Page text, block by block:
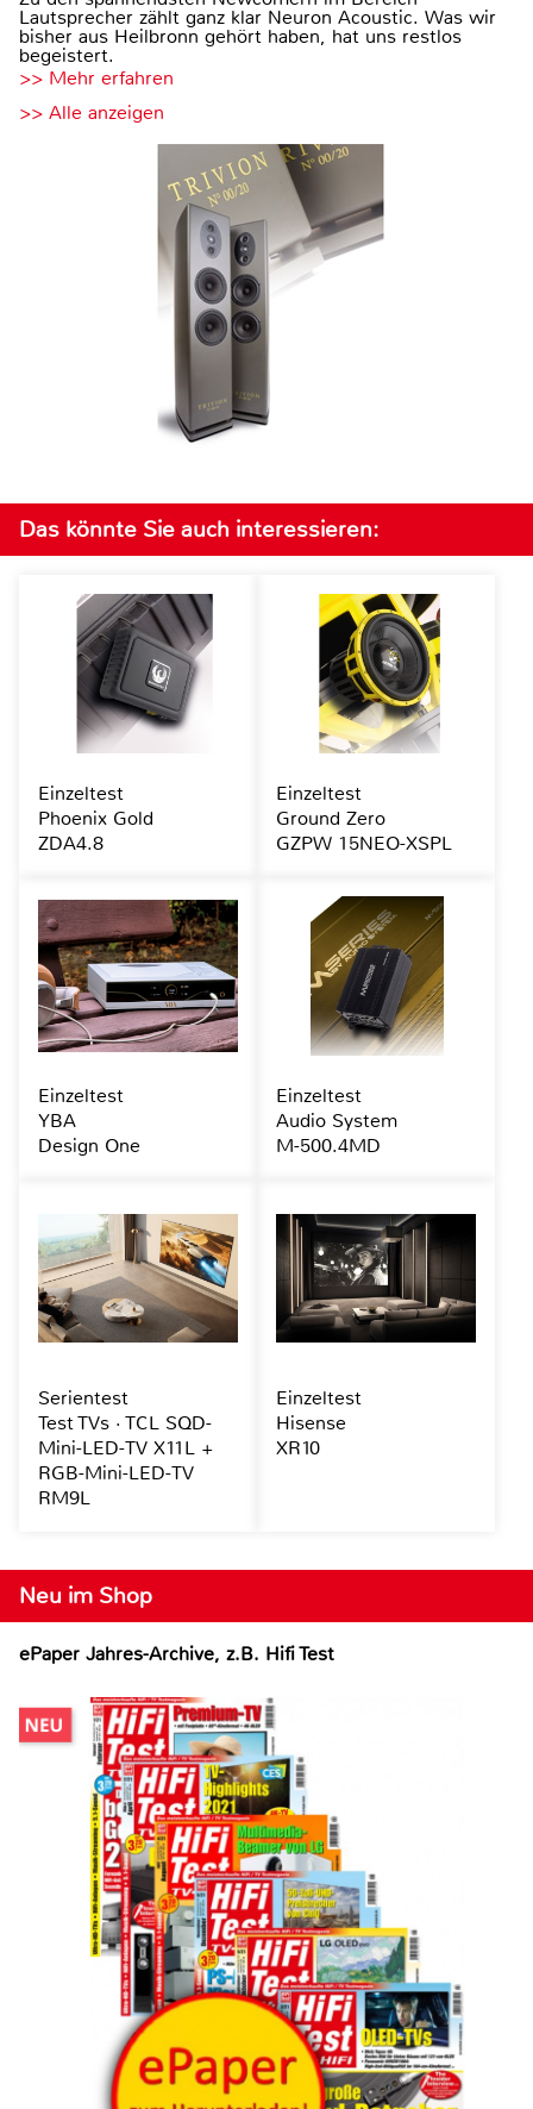
Lautsprecher zählt ganz klar Neuron Acoustic. Was wir
bisher aus Heilbronn gehört haben, hat uns restlos
begeistert.
>> Mehr erfahren
>> Alle anzeigen
Neu im Shop
ePaper Jahres-Archive, z.B. Hifi Test
Das könnte Sie auch interessieren:
Einzeltest
Phoenix Gold
ZDA4.8
Einzeltest
Ground Zero
GZPW 15NEO-XSPL
Einzeltest
YBA
Design One
Einzeltest
Audio System
M-500.4MD
Serientest
Test TVs · TCL SQD-
Mini-LED-TV X11L +
RGB-Mini-LED-TV
RM9L
Einzeltest
Hisense
XR10